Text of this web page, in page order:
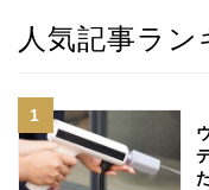
人気記事ラン